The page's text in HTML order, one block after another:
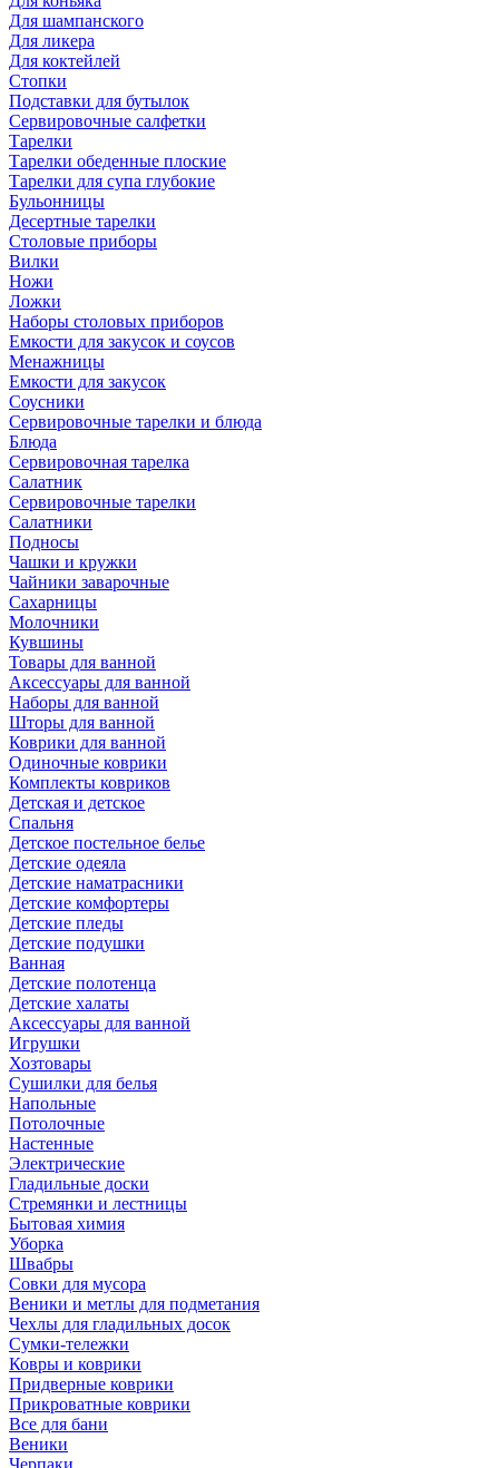
Для шампанского
Для ликера
Для коктейлей
Стопки
Подставки для бутылок
Сервировочные салфетки
Тарелки
Тарелки обеденные плоские
Тарелки для супа глубокие
Бульонницы
Десертные тарелки
Столовые приборы
Вилки
Ножи
Ложки
Наборы столовых приборов
Емкости для закусок и соусов
Менажницы
Емкости для закусок
Соусники
Сервировочные тарелки и блюда
Блюда
Сервировочная тарелка
Салатник
Сервировочные тарелки
Салатники
Подносы
Чашки и кружки
Чайники заварочные
Сахарницы
Молочники
Кувшины
Товары для ванной
Аксессуары для ванной
Наборы для ванной
Шторы для ванной
Коврики для ванной
Одиночные коврики
Комплекты ковриков
Детская и детское
Спальня
Детское постельное белье
Детские одеяла
Детские наматрасники
Детские комфортеры
Детские пледы
Детские подушки
Ванная
Детские полотенца
Детские халаты
Аксессуары для ванной
Игрушки
Хозтовары
Сушилки для белья
Напольные
Потолочные
Настенные
Электрические
Гладильные доски
Стремянки и лестницы
Бытовая химия
Уборка
Швабры
Совки для мусора
Веники и метлы для подметания
Чехлы для гладильных досок
Сумки-тележки
Ковры и коврики
Придверные коврики
Прикроватные коврики
Все для бани
Веники
Черпаки